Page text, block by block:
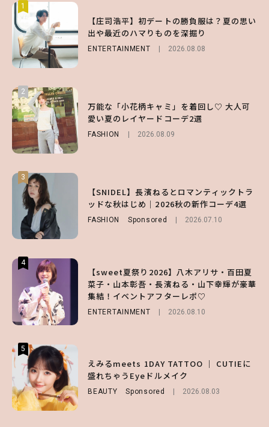
1
【庄司浩平】初デートの勝負服は？夏の思い
出や最近のハマりものを深掘り
ENTERTAINMENT 2026.08.08
2
万能な「小花柄キャミ」を着回し♡ 大人可
愛い夏のレイヤードコーデ2選
FASHION 2026.08.09
3
【SNIDEL】長濱ねるとロマンティックトラ
ッドな秋はじめ｜2026秋の新作コーデ4選
FASHION Sponsored 2026.07.10
4
【sweet夏祭り2026】八木アリサ・百田夏
菜子・山本彰吾・長濱ねる・山下幸輝が豪華
集結！イベントアフターレポ♡
ENTERTAINMENT 2026.08.10
5
えみるmeets 1DAY TATTOO ｜ CUTIEに
盛れちゃうEyeドルメイク
BEAUTY Sponsored 2026.08.03
1
【森香澄】理想のスタイルはどう作る？体型
キープの秘訣や夏の過ごし方など独占インタ
ビュー！
2
【庄司浩平】初デートの勝負服は？夏の思い
出や最近のハマりものを深掘り
ENTERTAINMENT 2026.08.08
3
【SNIDEL】長濱ねるとロマンティックトラ
ッドな秋はじめ｜2026秋の新作コーデ4選
FASHION Sponsored 2026.07.10
4
【大原優乃】夏メイクはプレイフルに！ドキ
ッとしちゃう色っぽ“うるみ目”のつくり方
5
えみるmeets 1DAY TATTOO ｜ CUTIEに
盛れちゃうEyeドルメイク
BEAUTY Sponsored 2026.08.03
1
【SNIDEL】長濱ねるとロマンティックトラ
ッドな秋はじめ｜2026秋の新作コーデ4選
FASHION Sponsored 2026.07.10
2
【付録】総柄ハローキティが可愛すぎ♡ 紀
ノ国屋コラボの“優秀保冷バッグ”は夏の強
い味方！【オトナミューズ9月号増刊】
3
【谷まりあ】夏は“シアースカート”でさり
げなく肌見せ！透け感のニュアンスを楽しめ
るマストハブアイテム4選
4
【ハローキティ】がスシローと初コラボ♡
第1弾の気になるメニュー＆限定グッズを総
チェック！
LIFESTYLE 2026.07.31
5
月直伝♡ ドライシャンプー「バティスト」
を使ったプロ級スタイリング3選
Sponsored